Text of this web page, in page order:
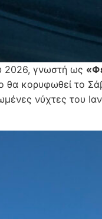
2026, γνωστή ως
θα κορυφωθεί το
νύχτες του